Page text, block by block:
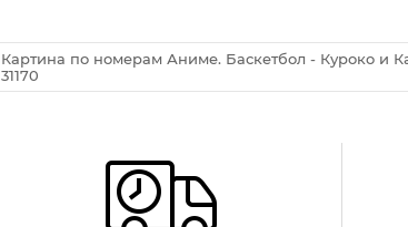
Картина по номерам Аниме. Баскетбол - Куроко и
31170